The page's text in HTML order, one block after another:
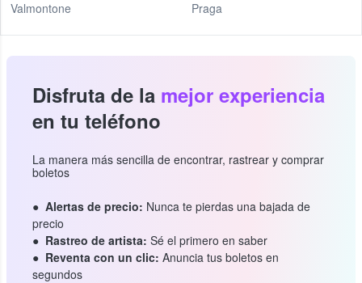
Valmontone
Praga
Disfruta de la mejor experiencia
en tu teléfono
La manera más sencilla de encontrar, rastrear y comprar
boletos
Alertas de precio: Nunca te pierdas una bajada de
precio
Rastreo de artista: Sé el primero en saber
Reventa con un clic: Anuncia tus boletos en
segundos